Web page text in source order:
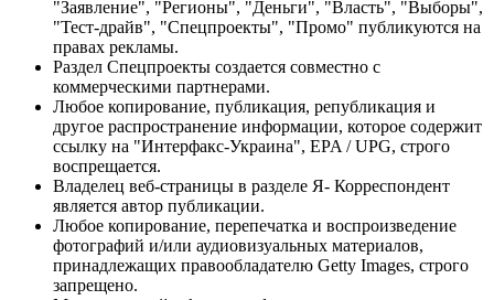
"Заявление", "Регионы", "Деньги", "Власть", "Выборы",
"Тест-драйв", "Спецпроекты", "Промо" публикуются на
правах рекламы.
Раздел Спецпроекты создается совместно с
коммерческими партнерами.
Любое копирование, публикация, републикация и
другое распространение информации, которое содержит
ссылку на "Интерфакс-Украина", EPA / UPG, строго
воспрещается.
Владелец веб-страницы в разделе Я- Корреспондент
является автор публикации.
Любое копирование, перепечатка и воспроизведение
фотографий и/или аудиовизуальных материалов,
принадлежащих правообладателю Getty Images, строго
запрещено.